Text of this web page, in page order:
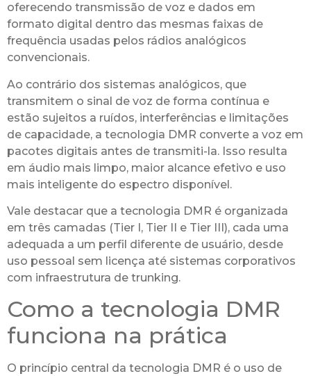
oferecendo transmissão de voz e dados em
formato digital dentro das mesmas faixas de
frequência usadas pelos rádios analógicos
convencionais.
Ao contrário dos sistemas analógicos, que
transmitem o sinal de voz de forma contínua e
estão sujeitos a ruídos, interferências e limitações
de capacidade, a tecnologia DMR converte a voz em
pacotes digitais antes de transmiti-la. Isso resulta
em áudio mais limpo, maior alcance efetivo e uso
mais inteligente do espectro disponível.
Vale destacar que a tecnologia DMR é organizada
em três camadas (Tier I, Tier II e Tier III), cada uma
adequada a um perfil diferente de usuário, desde
uso pessoal sem licença até sistemas corporativos
com infraestrutura de trunking.
Como a tecnologia DMR
funciona na prática
O princípio central da tecnologia DMR é o uso de